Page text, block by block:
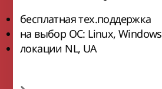
бесплатная тех.поддержка
на выбор ОС: Linux, Windows
локации NL, UA